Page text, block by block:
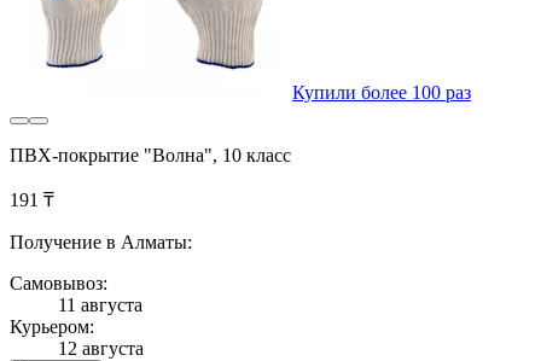
Купили более 100 раз
ПВХ-покрытие "Волна", 10 класс
191 ₸
Получение в Алматы:
Самовывоз:
11 августа
Курьером:
12 августа